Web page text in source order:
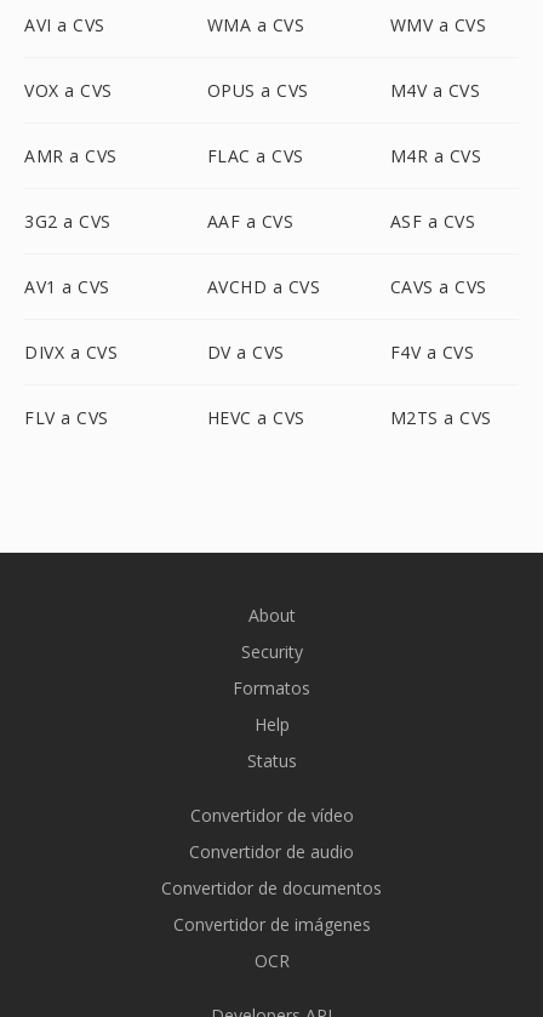
AVI a CVS WMA a CVS WMV a CVS
VOX a CVS OPUS a CVS M4V a CVS
AMR a CVS FLAC a CVS M4R a CVS
3G2 a CVS AAF a CVS ASF a CVS
AV1 a CVS AVCHD a CVS CAVS a CVS
DIVX a CVS DV a CVS F4V a CVS
FLV a CVS HEVC a CVS M2TS a CVS
About
Security
Formatos
Help
Status
Convertidor de vídeo
Convertidor de audio
Convertidor de documentos
Convertidor de imágenes
OCR